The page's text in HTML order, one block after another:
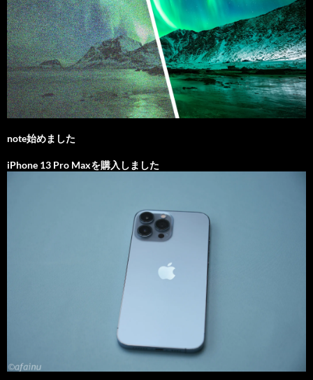
note始めました
iPhone 13 Pro Maxを購入しました